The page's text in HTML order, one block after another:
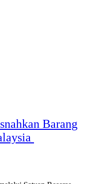
Barang